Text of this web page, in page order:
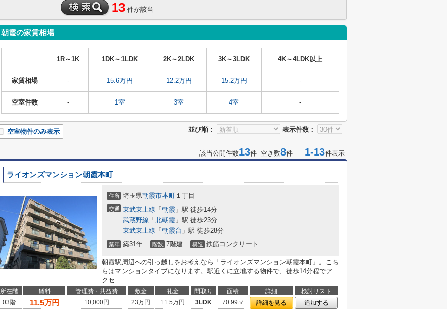
13 件が該当
朝霞の家賃相場
1R～1K 1DK～1LDK 2K～2LDK 3K～3LDK 4K～4LDK以上
家賃相場 - 15.6万円 12.2万円 15.2万円 -
空室件数 - 1室 3室 4室 -
並び順： 表示件数：
空室物件のみ表示
該当公開件数13件 空き数8件 1-13件表示
ライオンズマンション朝霞本町
住所 埼玉県朝霞市本町 １丁目
交通 東武東上線 「 朝霞 」駅 徒歩14分
武蔵野線 「 北朝霞 」駅 徒歩23分
東武東上線 「 朝霞台 」駅 徒歩28分
築年 築31年 階数 7階建 構造 鉄筋コンクリート
朝霞駅周辺への引っ越しをお考えなら「ライオンズマンション朝霞本町」。こち
らはマンションタイプになります。駅近くに立地する物件で、徒歩14分程でア
クセ...
所在階 賃料 管理費・共益費 敷金 礼金 間取り 面積 詳細
検討リスト
03階
11.5万円 10,000円 23万円 11.5万円 3LDK 70.99㎡ 詳細を見る 追加する